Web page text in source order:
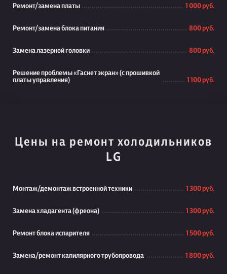
Ремонт/замена платы 1 000 руб.
Ремонт/замена блока питания 800 руб.
Замена лазерной головки 800 руб.
Решение проблемы «Гаснет экран» (с прошивкой
платы управления)
1 100 руб.
Цены на ремонт холодильников
LG
Монтаж/демонтаж встроенной техники 1 300 руб.
Замена хладагента (фреона) 1 300 руб.
Ремонт блока испарителя 1 500 руб.
Замена/ремонт капилярного трубопровода 1 800 руб.